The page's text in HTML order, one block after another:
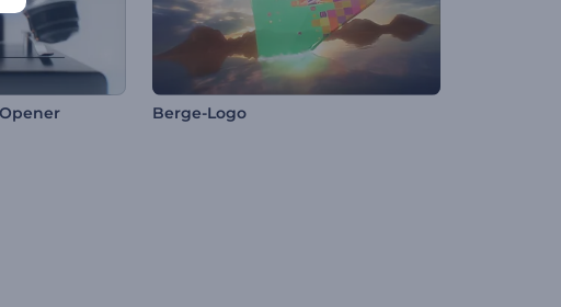
Berge-Logo